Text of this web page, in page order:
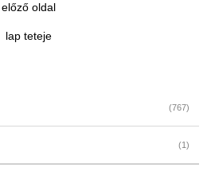
(767)
(1)
előző oldal
lap teteje